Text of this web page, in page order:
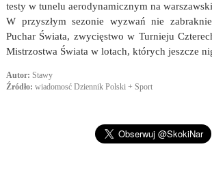
testy w tunelu aerodynamicznym na
W przyszłym sezonie wyzwań nie
Puchar Świata, zwycięstwo w Turnieju
Mistrzostwa Świata w lotach, których jeszcze
Autor: Stawy
Źródło: wiadomosć Dziennik Polski + Sport